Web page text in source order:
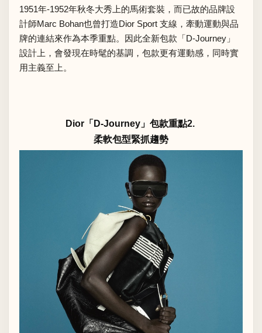
1951年-1952年秋冬大秀上的馬術套裝，而已故的品牌設
計師Marc Bohan也曾打造Dior Sport 支線，牽動運動與品
牌的連結來作為本季重點。因此全新包款「D-Journey」
設計上，會發現在時髦的基調，包款更有運動感，同時實
用主義至上。
Dior「D-Journey」包款重點2.
柔軟包型緊抓趨勢